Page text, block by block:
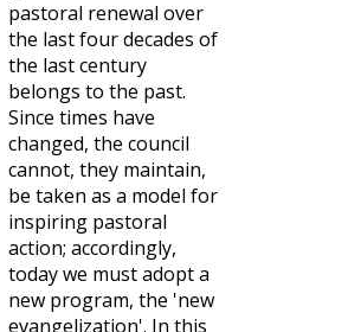
pastoral renewal over
the last four decades of
the last century
belongs to the past.
Since times have
changed, the council
cannot, they maintain,
be taken as a model for
inspiring pastoral
action; accordingly,
today we must adopt a
new program, the 'new
evangelization'. In this